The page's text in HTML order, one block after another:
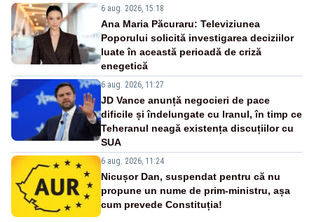
6 aug. 2026, 15:18
Ana Maria Păcuraru: Televiziunea
Poporului solicită investigarea deciziilor
luate în această perioadă de criză
enegetică
6 aug. 2026, 11:27
JD Vance anunță negocieri de pace
dificile și îndelungate cu Iranul, în timp ce
Teheranul neagă existența discuțiilor cu
SUA
6 aug. 2026, 11:24
Nicușor Dan, suspendat pentru că nu
propune un nume de prim-ministru, așa
cum prevede Constituția!